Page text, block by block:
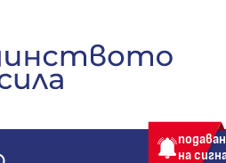
страница за приемане
на